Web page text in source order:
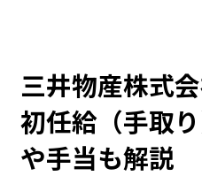
三井物産株式
初任給（手取
や手当も解説